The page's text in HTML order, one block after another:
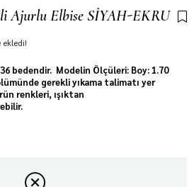
Ajurlu Elbise SİYAH-EKRU
ekledi!
bedendir. Modelin Ölçüleri: Boy: 1.70
gerekli yıkama talimatı yer
renkleri, ışıktan